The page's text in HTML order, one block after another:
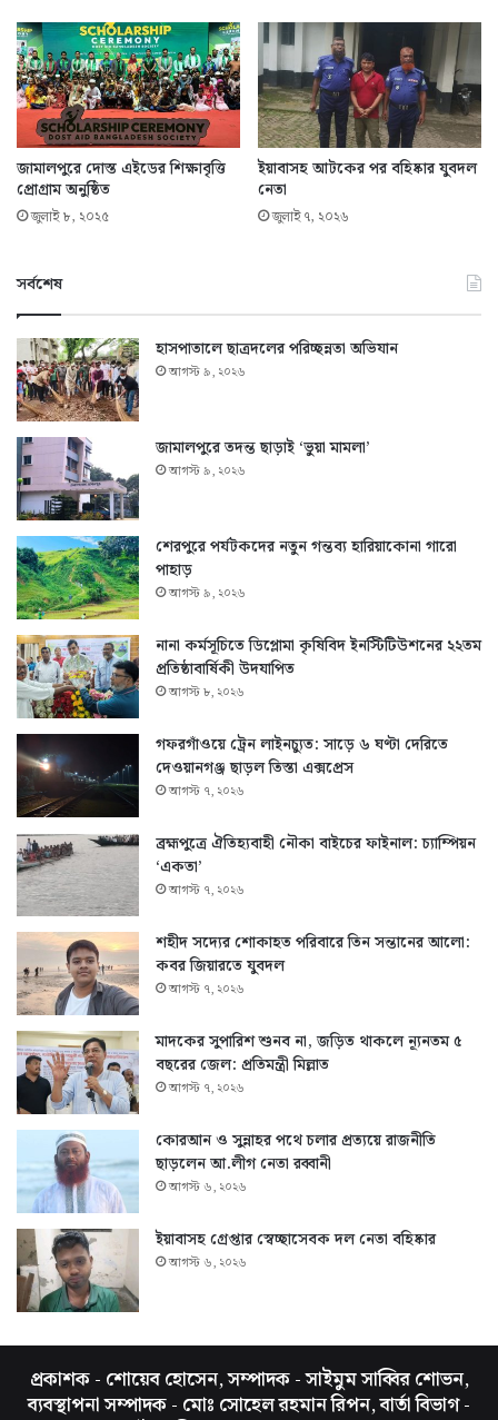
জামালপুরে দোস্ত এইডের শিক্ষাবৃত্তি
প্রোগ্রাম অনুষ্ঠিত
জুলাই ৮, ২০২৫
ইয়াবাসহ আটকের পর বহিষ্কার যুবদল
নেতা
জুলাই ৭, ২০২৬
সর্বশেষ
হাসপাতালে ছাত্রদলের পরিচ্ছন্নতা অভিযান
আগস্ট ৯, ২০২৬
জামালপুরে তদন্ত ছাড়াই ‘ভুয়া মামলা’
আগস্ট ৯, ২০২৬
শেরপুরে পর্যটকদের নতুন গন্তব্য হারিয়াকোনা গারো
পাহাড়
আগস্ট ৯, ২০২৬
নানা কর্মসূচিতে ডিপ্লোমা কৃষিবিদ ইনস্টিটিউশনের ২২তম
প্রতিষ্ঠাবার্ষিকী উদযাপিত
আগস্ট ৮, ২০২৬
গফরগাঁওয়ে ট্রেন লাইনচ্যুত: সাড়ে ৬ ঘণ্টা দেরিতে
দেওয়ানগঞ্জ ছাড়ল তিস্তা এক্সপ্রেস
আগস্ট ৭, ২০২৬
ব্রহ্মপুত্রে ঐতিহ্যবাহী নৌকা বাইচের ফাইনাল: চ্যাম্পিয়ন
‘একতা’
আগস্ট ৭, ২০২৬
শহীদ সদ্যের শোকাহত পরিবারে তিন সন্তানের আলো:
কবর জিয়ারতে যুবদল
আগস্ট ৭, ২০২৬
মাদকের সুপারিশ শুনব না, জড়িত থাকলে ন্যূনতম ৫
বছরের জেল: প্রতিমন্ত্রী মিল্লাত
আগস্ট ৭, ২০২৬
কোরআন ও সুন্নাহর পথে চলার প্রত্যয়ে রাজনীতি
ছাড়লেন আ.লীগ নেতা রব্বানী
আগস্ট ৬, ২০২৬
ইয়াবাসহ গ্রেপ্তার স্বেচ্ছাসেবক দল নেতা বহিষ্কার
আগস্ট ৬, ২০২৬
প্রকাশক - শোয়েব হোসেন, সম্পাদক - সাইমুম সাব্বির শোভন,
ব্যবস্থাপনা সম্পাদক - মোঃ সোহেল রহমান রিপন, বার্তা বিভাগ -